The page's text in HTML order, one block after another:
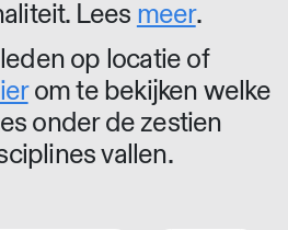
Lees meer.
op locatie of
om te bekijken welke
onder de zestien
vallen.